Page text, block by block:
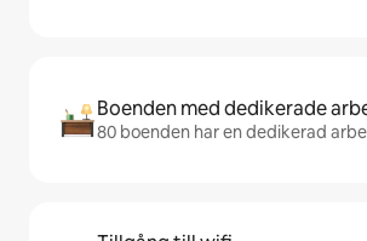
Boenden med dedikerade
80 boenden har en dedikerad